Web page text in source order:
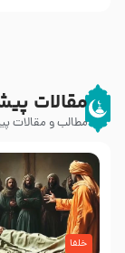
مقالات
مطالب و مقالات
خلفا